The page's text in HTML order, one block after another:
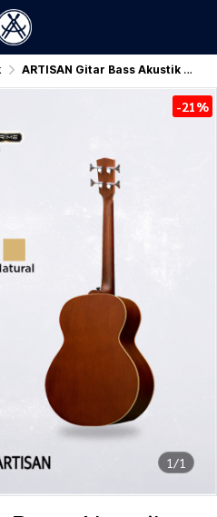
ARTISAN Gitar Bass Akustik Tanam Besi ( AR - THANOS Prime )
1/1
-21%